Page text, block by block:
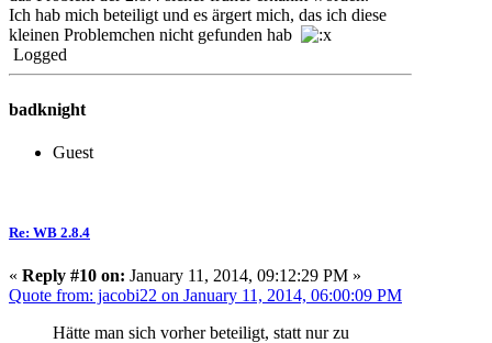
Ich hab mich beteiligt und es ärgert mich, das ich diese
kleinen Problemchen nicht gefunden hab
Logged
badknight
Guest
Re: WB 2.8.4
« Reply #10 on: January 11, 2014, 09:12:29 PM »
Quote from: jacobi22 on January 11, 2014, 06:00:09 PM
Hätte man sich vorher beteiligt, statt nur zu